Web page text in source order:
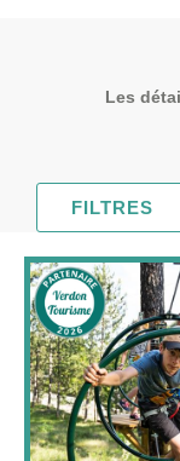
Les
FILTRES
Barca Parc est
loisirs
acrobatiques
espace filet
course
thème des